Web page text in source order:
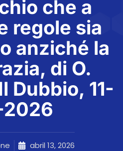
che a
regole sia
anziché la
di O.
Dubbio, 11-
abril 13, 2026